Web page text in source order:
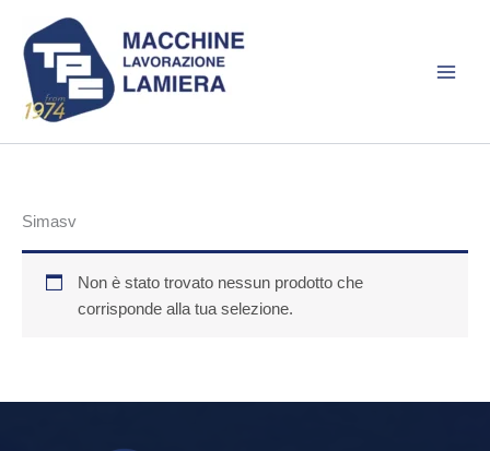
contenuto
Simasv
Non è stato trovato nessun prodotto che
corrisponde alla tua selezione.